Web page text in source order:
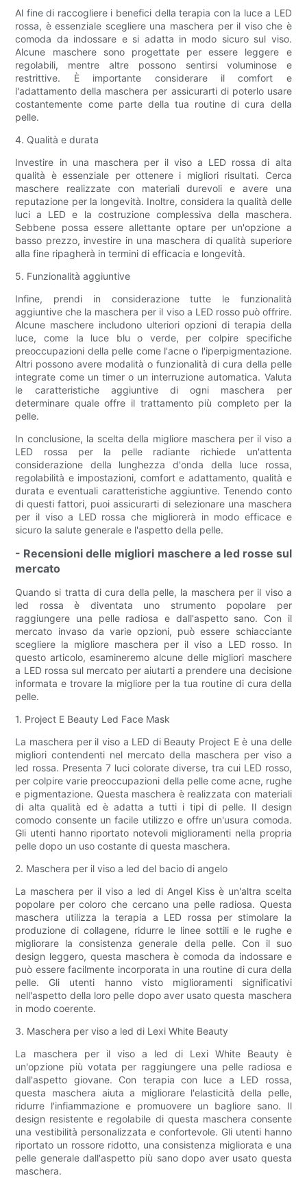
Al fine di raccogliere i benefici della terapia con la luce a LED
rossa, è essenziale scegliere una maschera per il viso che è
comoda da indossare e si adatta in modo sicuro sul viso.
Alcune maschere sono progettate per essere leggere e
regolabili, mentre altre possono sentirsi voluminose e
restrittive. È importante considerare il comfort e
l'adattamento della maschera per assicurarti di poterlo usare
costantemente come parte della tua routine di cura della
pelle.
4. Qualità e durata
Investire in una maschera per il viso a LED rossa di alta
qualità è essenziale per ottenere i migliori risultati. Cerca
maschere realizzate con materiali durevoli e avere una
reputazione per la longevità. Inoltre, considera la qualità delle
luci a LED e la costruzione complessiva della maschera.
Sebbene possa essere allettante optare per un'opzione a
basso prezzo, investire in una maschera di qualità superiore
alla fine ripagherà in termini di efficacia e longevità.
5. Funzionalità aggiuntive
Infine, prendi in considerazione tutte le funzionalità
aggiuntive che la maschera per il viso a LED rosso può offrire.
Alcune maschere includono ulteriori opzioni di terapia della
luce, come la luce blu o verde, per colpire specifiche
preoccupazioni della pelle come l'acne o l'iperpigmentazione.
Altri possono avere modalità o funzionalità di cura della pelle
integrate come un timer o un interruzione automatica. Valuta
le caratteristiche aggiuntive di ogni maschera per
determinare quale offre il trattamento più completo per la
pelle.
In conclusione, la scelta della migliore maschera per il viso a
LED rossa per la pelle radiante richiede un'attenta
considerazione della lunghezza d'onda della luce rossa,
regolabilità e impostazioni, comfort e adattamento, qualità e
durata e eventuali caratteristiche aggiuntive. Tenendo conto
di questi fattori, puoi assicurarti di selezionare una maschera
per il viso a LED rossa che migliorerà in modo efficace e
sicuro la salute generale e l'aspetto della pelle.
- Recensioni delle migliori maschere a led rosse sul
mercato
Quando si tratta di cura della pelle, la maschera per il viso a
led rossa è diventata uno strumento popolare per
raggiungere una pelle radiosa e dall'aspetto sano. Con il
mercato invaso da varie opzioni, può essere schiacciante
scegliere la migliore maschera per il viso a LED rosso. In
questo articolo, esamineremo alcune delle migliori maschere
a LED rossa sul mercato per aiutarti a prendere una decisione
informata e trovare la migliore per la tua routine di cura della
pelle.
1. Project E Beauty Led Face Mask
La maschera per il viso a LED di Beauty Project E è una delle
migliori contendenti nel mercato della maschera per viso a
led rossa. Presenta 7 luci colorate diverse, tra cui LED rosso,
per colpire varie preoccupazioni della pelle come acne, rughe
e pigmentazione. Questa maschera è realizzata con materiali
di alta qualità ed è adatta a tutti i tipi di pelle. Il design
comodo consente un facile utilizzo e offre un'usura comoda.
Gli utenti hanno riportato notevoli miglioramenti nella propria
pelle dopo un uso costante di questa maschera.
2. Maschera per il viso a led del bacio di angelo
La maschera per il viso a led di Angel Kiss è un'altra scelta
popolare per coloro che cercano una pelle radiosa. Questa
maschera utilizza la terapia a LED rossa per stimolare la
produzione di collagene, ridurre le linee sottili e le rughe e
migliorare la consistenza generale della pelle. Con il suo
design leggero, questa maschera è comoda da indossare e
può essere facilmente incorporata in una routine di cura della
pelle. Gli utenti hanno visto miglioramenti significativi
nell'aspetto della loro pelle dopo aver usato questa maschera
in modo coerente.
3. Maschera per viso a led di Lexi White Beauty
La maschera per il viso a led di Lexi White Beauty è
un'opzione più votata per raggiungere una pelle radiosa e
dall'aspetto giovane. Con terapia con luce a LED rossa,
questa maschera aiuta a migliorare l'elasticità della pelle,
ridurre l'infiammazione e promuovere un bagliore sano. Il
design resistente e regolabile di questa maschera consente
una vestibilità personalizzata e confortevole. Gli utenti hanno
riportato un rossore ridotto, una consistenza migliorata e una
pelle generale dall'aspetto più sano dopo aver usato questa
maschera.